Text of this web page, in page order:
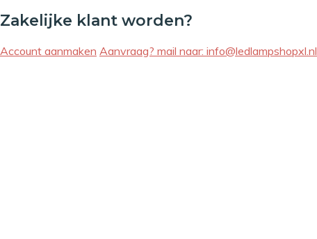
Zakelijke klant worden?
Account aanmaken Aanvraag? mail naar: info@ledlampshopxl.nl